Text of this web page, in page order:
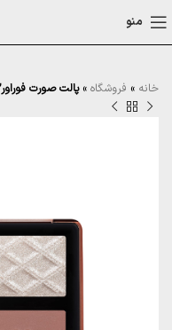
منو
خانه » فروشگاه »پالت صورت فوراور52 (MMG002)